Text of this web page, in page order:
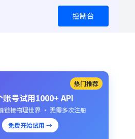
控制台
热门推荐
账号试用1000+ API
链接物理世界 · 无需多次注册
免费开始试用 →